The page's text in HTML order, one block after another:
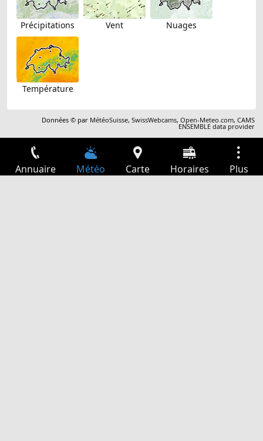
Précipitations Vent Nuages
Température
Données © par MétéoSuisse,SwissWebcams,Open-Meteo.com,CAMS
ENSEMBLE data provider
Annuaire Météo Carte Horaires Plus